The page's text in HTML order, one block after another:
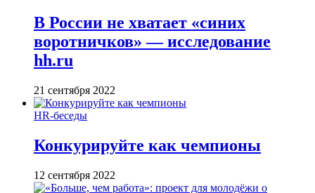
В России не хватает «синих
воротничков» — исследование
hh.ru
21 сентября 2022
HR-беседы
Конкурируйте как чемпионы
12 сентября 2022